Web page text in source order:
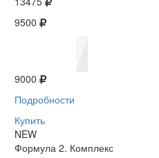
9500
9000
Подробности
Купить
NEW
Формула 2. Комплекс